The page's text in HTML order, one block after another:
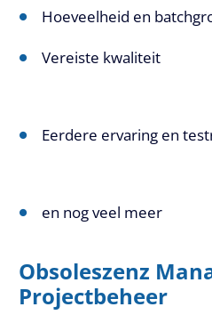
Hoeveelheid en
Vereiste kwaliteit
Eerdere ervaring en
en nog veel meer
Obsoleszenz
Projectbeheer